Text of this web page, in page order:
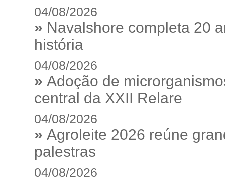
04/08/2026
» Navalshore completa 20
história
04/08/2026
» Adoção de
central da XXII Relare
04/08/2026
» Agroleite 2026 reúne
palestras
04/08/2026